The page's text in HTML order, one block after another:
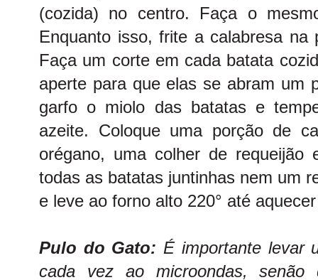
(cozida) no centro. Faça o
Enquanto isso, frite a calabresa na
Faça um corte em cada batata
aperte para que elas se abram um
garfo o miolo das batatas e
azeite. Coloque uma porção de
orégano, uma colher de requeijão
todas as batatas juntinhas nem um
e leve ao forno alto 220° até
Pulo do Gato: É importante levar
cada vez ao microondas, senão